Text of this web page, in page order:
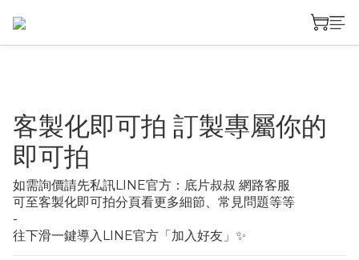
客製化即可拍 訂製專屬你的
即可拍
如需詢價請先私訊LINE官方：底片叔叔 網路客服
可至客製化即可拍分頁看更多細節、常見問題等等
-
往下滑一鍵導入LINE官方「加入好友」✨